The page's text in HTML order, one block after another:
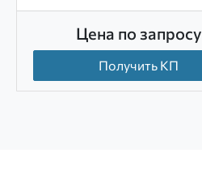
Цена по запросу
Получить КП